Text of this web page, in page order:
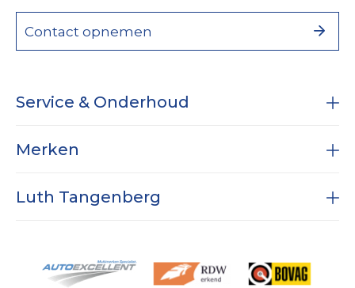
Contact opnemen
Service & Onderhoud
Diagnose
Airco service
Werkplaats expertises
Reparatie
Merken
Dodge RAM
Luth Tangenberg
Nieuws